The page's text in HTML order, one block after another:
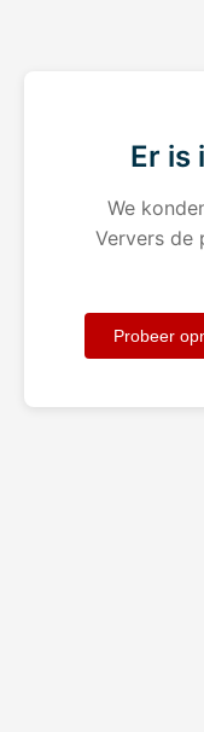
Er is
We
Ververs de
Probeer